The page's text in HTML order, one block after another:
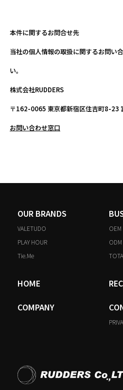
本件に関するお問合せ先
当社の個人情報の取扱に関するお問い
い。
株式会社RUDDERS
〒162-0065 東京都新宿区住吉町8-23
お問い合わせ窓口
OUR BRANDS
VALETUDO
PLAY HOUR
Tie.Me
OEM
ODM
HOME
COMPANY